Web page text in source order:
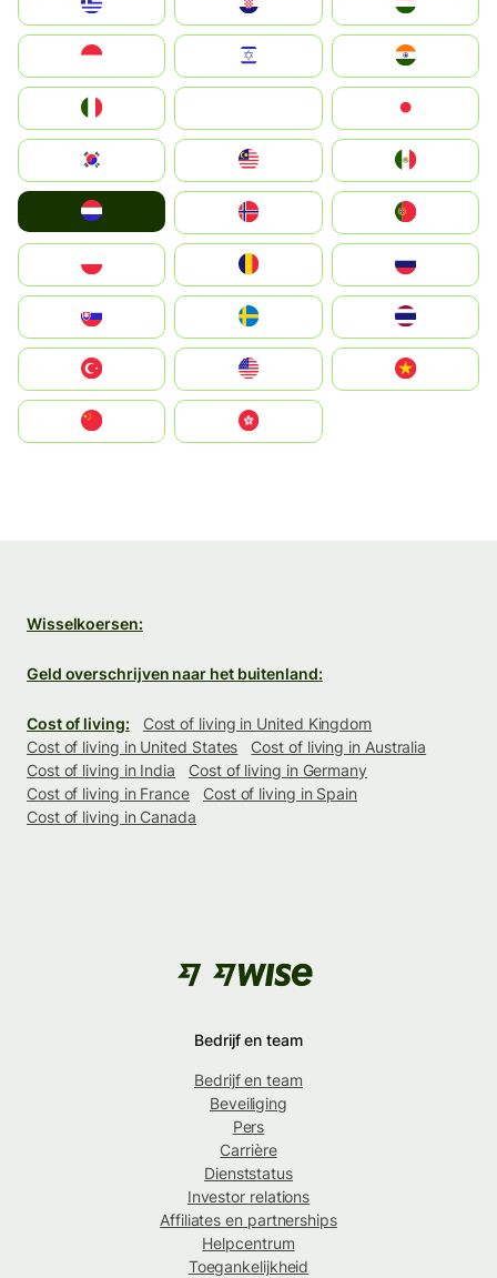
South Korea
United States
中國香港特別行政區
Wisselkoersen:
Geld overschrijven naar het buitenland:
Cost of living:
Cost of living in United Kingdom
Cost of living in United States
Cost of living in Australia
Cost of living in India
Cost of living in Germany
Cost of living in France
Cost of living in Spain
Cost of living in Canada
Bedrijf en team
Bedrijf en team
Beveiliging
Pers
Carrière
Dienststatus
Investor relations
Affiliates en partnerships
Helpcentrum
Toegankelijkheid